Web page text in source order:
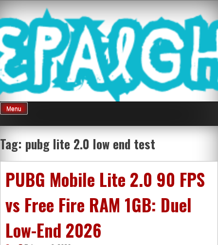
content
Mnepalghopa
Review Game
Terkini Paling
Seluruh Di
Indonesia
Menu
Tag: pubg lite 2.0 low end test
PUBG Mobile Lite 2.0 90 FPS
vs Free Fire RAM 1GB: Duel
Low-End 2026